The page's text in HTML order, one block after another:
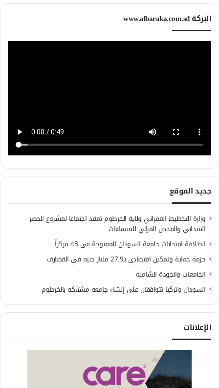
البركة www.albaraka.com.sd
جديد الموقع
وزارة التخطيط العمراني ولاية الخرطوم تعقد اجتماعا لمشروع الحصر
الميداني والفحص المرئي للمنشاءات
انطلاقة امتحانات جامعة السودان المفتوحة في 43 مركزاً
حزمة حماية وتمكين اقتصادي بـ27.9 مليار جنيه في القضارف
الجامعات والجودة الشاملة
السودان وتركيا تتوافقان على إنشاء جامعة مشتركة بالخرطوم
الإعلانات